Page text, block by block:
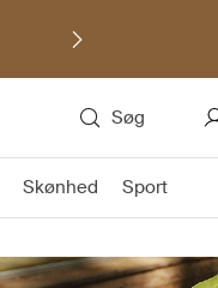
Søg
Skønhed Sport